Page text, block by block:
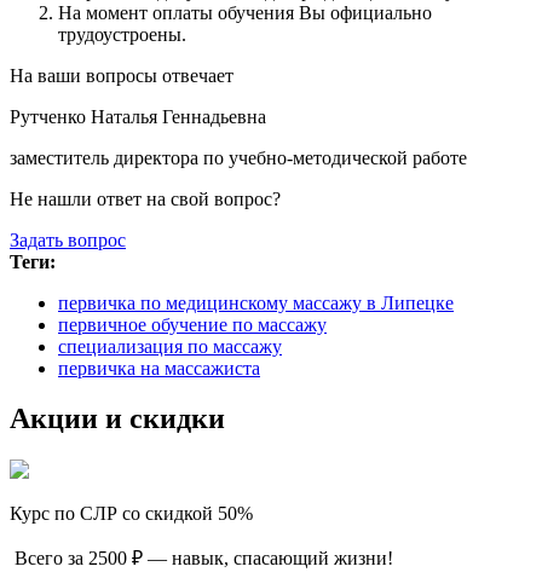
На момент оплаты обучения Вы официально
трудоустроены.
На ваши вопросы отвечает
Рутченко Наталья Геннадьевна
заместитель директора по учебно-методической работе
Не нашли ответ на свой вопрос?
Задать вопрос
Теги:
первичка по медицинскому массажу в Липецке
первичное обучение по массажу
специализация по массажу
первичка на массажиста
Акции и скидки
Курс по СЛР со скидкой 50%
Всего за 2500 ₽ — навык, спасающий жизни!